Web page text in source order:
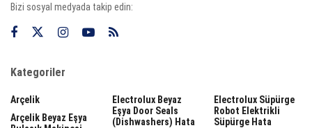
Bizi sosyal medyada takip edin:
Kategoriler
Arçelik
Arçelik Beyaz Eşya
Electrolux Beyaz
Eşya Door Seals
(dishwashers) Hata
Electrolux Süpürge
Robot Elektrikli
Süpürge Hata